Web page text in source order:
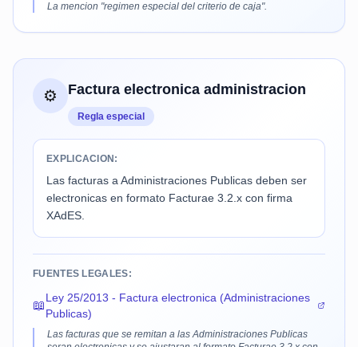
La mencion "regimen especial del criterio de caja".
⚙️ Factura electronica administracion
Regla especial
EXPLICACION:
Las facturas a Administraciones Publicas deben ser
electronicas en formato Facturae 3.2.x con firma
XAdES.
FUENTES LEGALES:
📖
Ley 25/2013 - Factura electronica (Administraciones
Publicas)
Las facturas que se remitan a las Administraciones Publicas